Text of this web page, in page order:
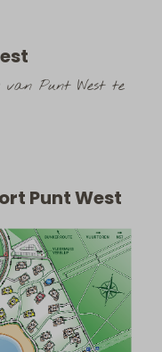
Punt West te
Punt West